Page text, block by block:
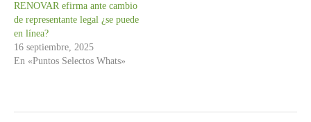
RENOVAR efirma ante cambio
de representante legal ¿se puede
en línea?
16 septiembre, 2025
En «Puntos Selectos Whats»